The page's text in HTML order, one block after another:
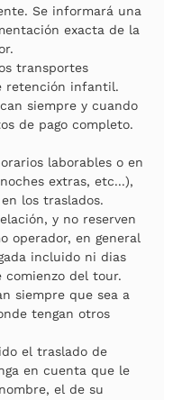
Se informará una
exacta de la
transportes
retención infantil.
siempre y cuando
de pago completo.
laborables o en
extras, etc...),
los traslados.
y no reserven
operador, en general
incluido ni dias
comienzo del tour.
siempre que sea a
tengan otros
el traslado de
en cuenta que le
el de su